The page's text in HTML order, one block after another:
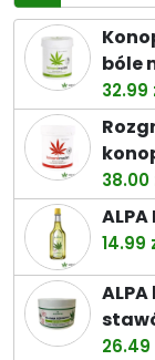
bóle
32.99
38.00
14.99
26.49